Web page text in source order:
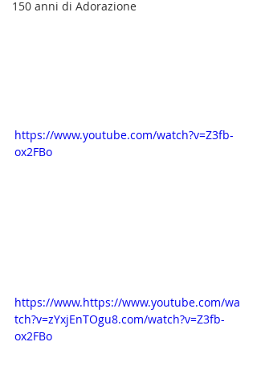
150 anni di Adorazione
https://www.youtube.com/watch?v=Z3fb-
ox2FBo
https://www.https://www.youtube.com/wa
tch?v=zYxjEnTOgu8.com/watch?v=Z3fb-
ox2FBo